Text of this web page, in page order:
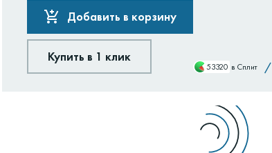
Добавить в корзину
Купить в 1 клик
53320 в Сплит /